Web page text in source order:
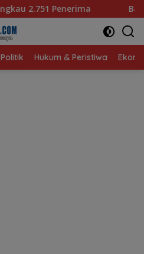
Bagaimana KIP Hadapi
Politik Hukum & Peristiwa